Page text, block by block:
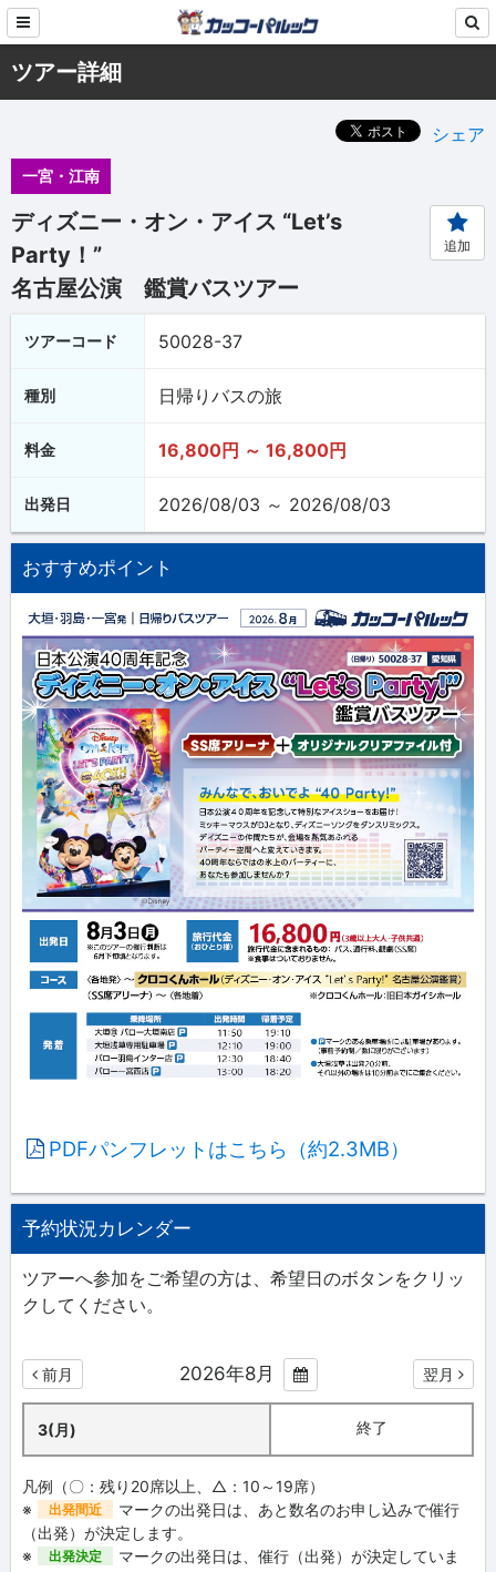
ツアー詳細
シェア
一宮・江南
ディズニー・オン・アイス “Let’s
Party！”
名古屋公演 鑑賞バスツアー
追加
ツアーコード 50028-37
種別 日帰りバスの旅
料金 16,800円 ～ 16,800円
出発日 2026/08/03 ～ 2026/08/03
おすすめポイント
PDFパンフレットはこちら（約2.3MB）
予約状況カレンダー
ツアーへ参加をご希望の方は、希望日のボタンをクリッ
クしてください。
前月 2026年8月 翌月
3(月) 終了
凡例（〇：残り20席以上、△：10～19席）
※
出発間近
マークの出発日は、あと数名のお申し込みで催行
（出発）が決定します。
※
出発決定
マークの出発日は、催行（出発）が決定していま